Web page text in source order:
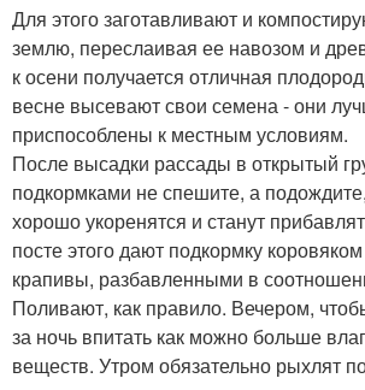
Для этого заготавливают и
землю, переслаивая ее навозом и
к осени получается отличная
весне высевают свои семена - они
приспособлены к местным условиям.
После высадки рассады в открытый
подкормками не спешите, а
хорошо укоренятся и станут
посте этого дают подкормку
крапивы, разбавленными в
Поливают, как правило. Вечером,
за ночь впитать как можно больше
веществ. Утром обязательно рыхлят